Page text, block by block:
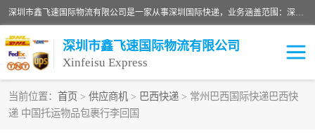
深圳市鑫飞速国际物流有限公司是一家从事深圳国际快递，业务涵盖范围：深圳DHL国际快递、深圳国际快递公司、深圳国际物流公司、深圳国际快递、深圳DHL国际快递电话可拨打全国服务热线：15019287411。欢迎各位亲来人来电到我司洽谈合作。
深圳市鑫飞速国际物流有限公司
Xinfeisu Express
当前位置： 首页 > 供应商机 > 巴西快递 > 常州巴西国际快递巴西快
递 中国托运物品包裹行李回国
联邦快递